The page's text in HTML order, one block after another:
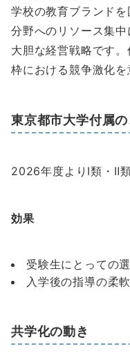
学校の教育ブランド
分野へのリソース集
大胆な経営戦略です
枠における競争激化を
東京都市大学付属
2026年度よりⅠ類・Ⅱ
効果
受験生にとっての
入学後の指導の柔
共学化の動き